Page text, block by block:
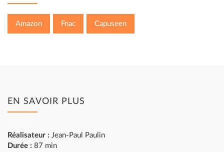
Amazon Fnac Capuseen
EN SAVOIR PLUS
Réalisateur : Jean-Paul Paulin
Durée : 87 min